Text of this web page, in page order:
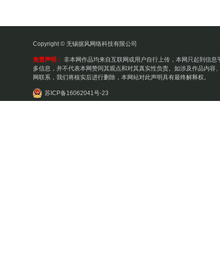
Copyright © 无锡据风网络科技有限公司
免责声明： 非本网作品均来自互联网或用户自行上传，本网只起到信息
多信息，并不代表本网赞同其观点和对其真实性负责。如涉及作品内容
网联系，我们将核实后进行删除，本网站对此声明具有最终解释权。
苏ICP备16062041号-23